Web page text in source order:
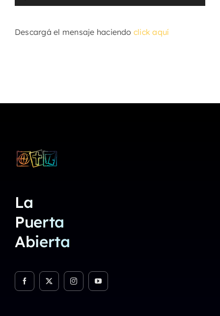
de
Descargá el mensaje haciendo click aquí
La
Puerta
Abierta